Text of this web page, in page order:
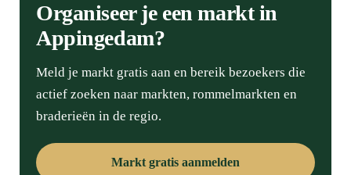
Organiseer je een markt in
Appingedam?
Meld je markt gratis aan en bereik bezoekers die
actief zoeken naar markten, rommelmarkten en
braderieën in de regio.
Markt gratis aanmelden